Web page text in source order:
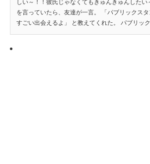
しい～！！彼氏じゃなくてもきゅんきゅんしたい
を言っていたら、友達が一言。 「パブリックス
すごい出会えるよ」 と教えてくれた。 パブリッ